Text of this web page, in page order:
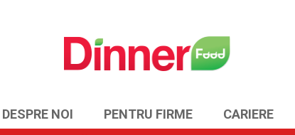
DESPRE NOI PENTRU FIRME CARIERE